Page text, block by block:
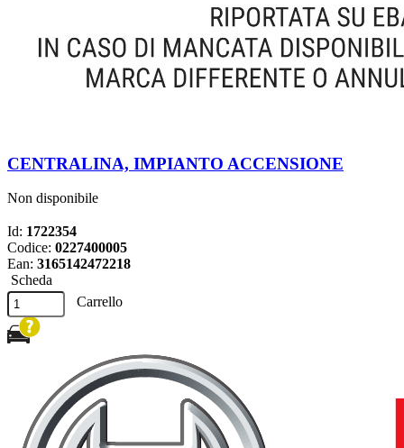
CENTRALINA, IMPIANTO ACCENSIONE
Non disponibile
Id: 1722354
Codice: 0227400005
Ean: 3165142472218
Scheda
Carrello